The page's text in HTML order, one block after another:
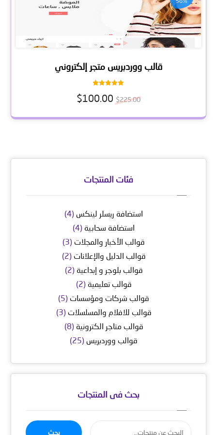
قالب ووردبريس متجر إلكتروني
5.00
من 5
$225.00
$100.00
فئات المنتجات
استضافة ريسلر لينكس (4)
استضافة سحابية (4)
قوالب الأخبار والمجلات (3)
قوالب الدليل والإعلانات (2)
قوالب بلوجر و إبداعية (2)
قوالب تعليمية (2)
قوالب شركات ومؤسسات (5)
قوالب للافلام والمسلسلات (3)
قوالب متاجر الكترونية (8)
قوالب ووردبريس (25)
بحث فى المنتجات
بحث